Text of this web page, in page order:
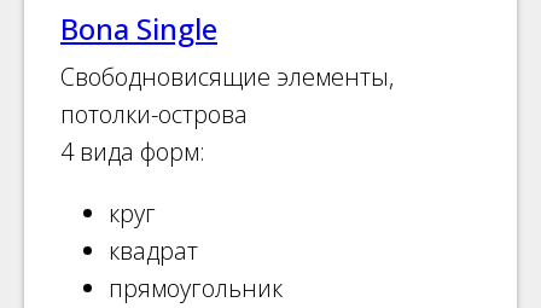
Bona Single
Свободновисящие элементы,
потолки-острова
4 вида форм:
круг
квадрат
прямоугольник